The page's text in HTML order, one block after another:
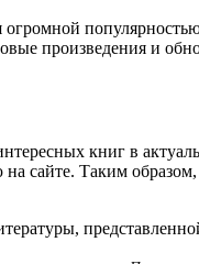
произведения и
книг в
сайте. Таким